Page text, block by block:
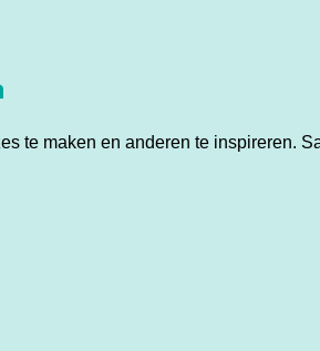
te maken en anderen te inspireren.